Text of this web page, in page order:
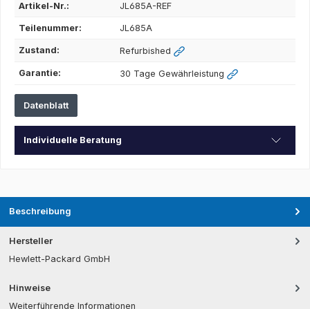
Artikel-Nr.: JL685A-REF
Teilenummer: JL685A
Zustand: Refurbished
Garantie: 30 Tage Gewährleistung
Datenblatt
Individuelle Beratung
Beschreibung
Hersteller
Hewlett-Packard GmbH
Hinweise
Weiterführende Informationen